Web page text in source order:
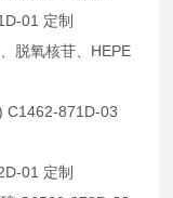
01 定制
脱氧核苷、HEPE
C1462-871D-03
01 定制